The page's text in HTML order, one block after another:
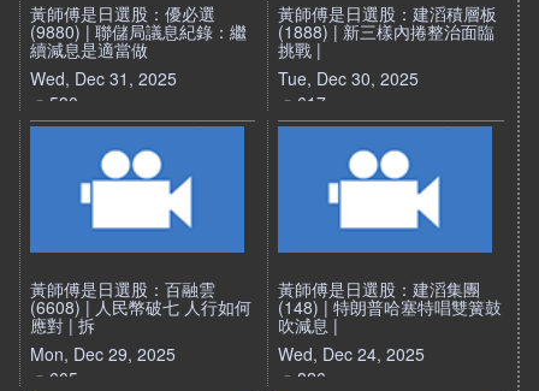
黃師傅是日選股：優必選
(9880) | 聯儲局議息紀錄：繼
續減息是適當做
Wed, Dec 31, 2025
530
黃師傅是日選股：建滔積層板
(1888) | 新三樣內捲整治面臨
挑戰 |
Tue, Dec 30, 2025
617
黃師傅是日選股：百融雲
(6608) | 人民幣破七 人行如何
應對 | 拆
Mon, Dec 29, 2025
605
黃師傅是日選股：建滔集團
(148) | 特朗普哈塞特唱雙簧鼓
吹減息 |
Wed, Dec 24, 2025
826